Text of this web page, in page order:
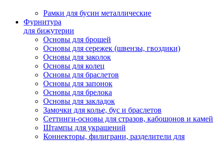
Рамки для бусин металлические
Фурнитура
для бижутерии
Основы для брошей
Основы для сережек (швензы, гвоздики)
Основы для заколок
Основы для колец
Основы для браслетов
Основы для запонок
Основы для брелока
Основы для закладок
Замочки для колье, бус и браслетов
Сеттинги-основы для стразов, кабошонов и камей
Штампы для украшений
Коннекторы, филиграни, разделители для